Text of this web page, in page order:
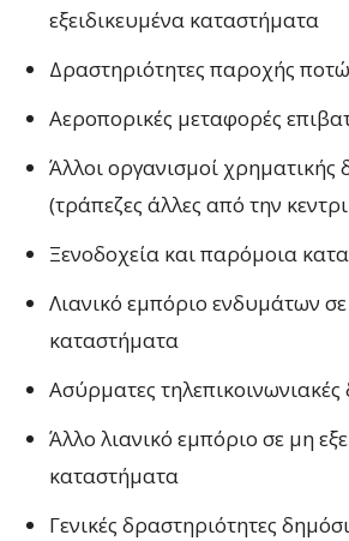
εξειδικευμένα καταστήματα
Δραστηριότητες παροχής
Αεροπορικές μεταφορές
Άλλοι οργανισμοί χρηματικής
(τράπεζες άλλες από την
Ξενοδοχεία και παρόμοια
Λιανικό εμπόριο ενδυμάτων σε
καταστήματα
Ασύρματες τηλεπικοινωνιακές
Άλλο λιανικό εμπόριο σε μη
καταστήματα
Γενικές δραστηριότητες